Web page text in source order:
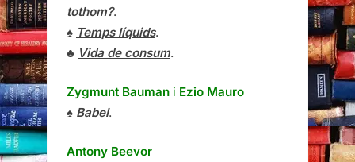
tothom?.
♠ Temps líquids.
♣ Vida de consum.
Zygmunt Bauman i Ezio Mauro
♠ Babel.
Antony Beevor